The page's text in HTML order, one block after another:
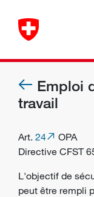
Emploi
travail
Art. 24
OPA
Directive CFST
L'objectif de
peut être rempli